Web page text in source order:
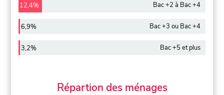
12,4% Bac +2 à Bac +4
6,9% Bac +3 ou Bac +4
3,2% Bac +5 et plus
Répartion des ménages